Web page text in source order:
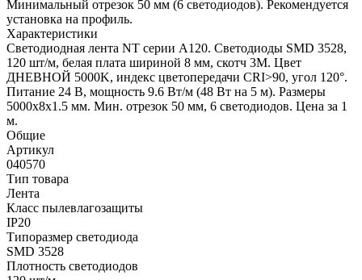
Минимальный отрезок 50 мм (6 светодиодов). Рекомендуется
установка на профиль.
Характеристики
Светодиодная лента NT серии A120. Светодиоды SMD 3528,
120 шт/м, белая плата шириной 8 мм, скотч 3M. Цвет
ДНЕВНОЙ 5000K, индекс цветопередачи CRI>90, угол 120°.
Питание 24 В, мощность 9.6 Вт/м (48 Вт на 5 м). Размеры
5000x8x1.5 мм. Мин. отрезок 50 мм, 6 светодиодов. Цена за 1
м.
Общие
Артикул
040570
Тип товара
Лента
Класс пылевлагозащиты
IP20
Типоразмер светодиода
SMD 3528
Плотность светодиодов